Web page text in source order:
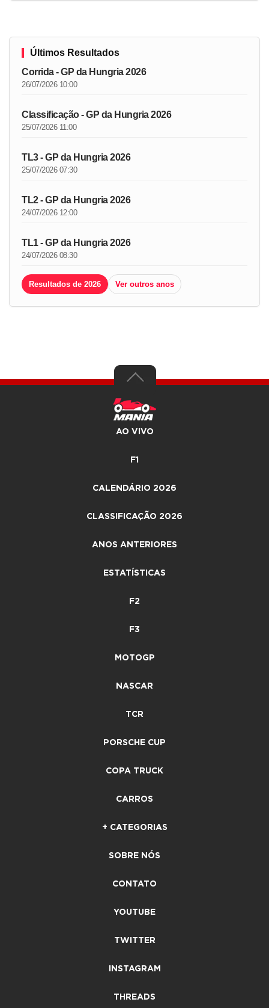
Últimos Resultados
Corrida - GP da Hungria 2026
26/07/2026 10:00
Classificação - GP da Hungria 2026
25/07/2026 11:00
TL3 - GP da Hungria 2026
25/07/2026 07:30
TL2 - GP da Hungria 2026
24/07/2026 12:00
TL1 - GP da Hungria 2026
24/07/2026 08:30
Resultados de 2026 Ver outros anos
AO VIVO
F1
CALENDÁRIO 2026
CLASSIFICAÇÃO 2026
ANOS ANTERIORES
ESTATÍSTICAS
F2
F3
MOTOGP
NASCAR
TCR
PORSCHE CUP
COPA TRUCK
CARROS
+ CATEGORIAS
SOBRE NÓS
CONTATO
YOUTUBE
TWITTER
INSTAGRAM
THREADS